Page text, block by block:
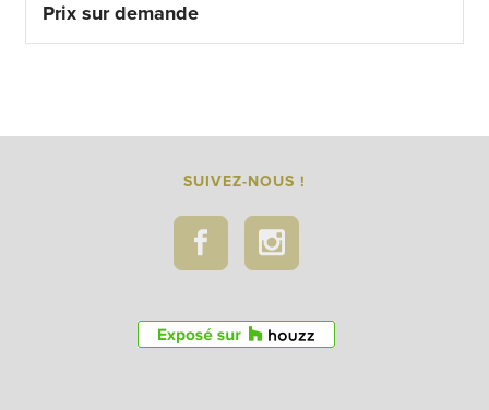
Prix sur demande
SUIVEZ-NOUS !